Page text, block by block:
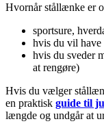
Hvornår stållænke er
sportsure,
hvis du vil have
hvis du sveder
at rengøre)
Hvis du vælger
en praktisk guide til
længde og undgår at